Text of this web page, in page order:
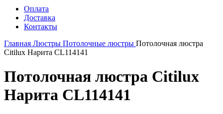
Оплата
Доставка
Контакты
Главная Люстры Потолочные люстры Потолочная люстра
Citilux Нарита CL114141
Потолочная люстра Citilux
Нарита CL114141